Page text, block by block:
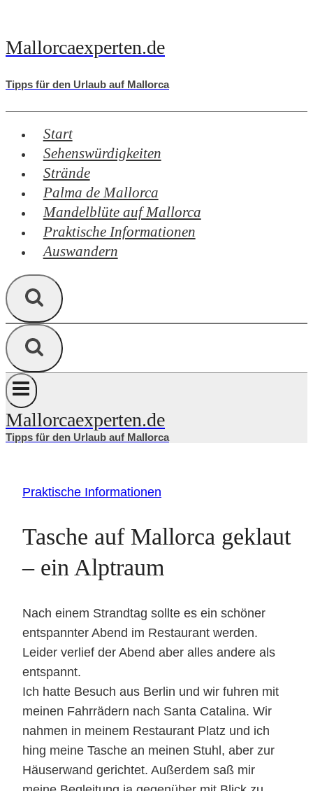
springen
Mallorcaexperten.de
Tipps für den Urlaub auf Mallorca
Start
Sehenswürdigkeiten
Strände
Palma de Mallorca
Mandelblüte auf Mallorca
Praktische Informationen
Auswandern
Mallorcaexperten.de
Tipps für den Urlaub auf Mallorca
Praktische Informationen
Tasche auf Mallorca geklaut
– ein Alptraum
Nach einem Strandtag sollte es ein schöner
entspannter Abend im Restaurant werden.
Leider verlief der Abend aber alles andere als
entspannt.
Ich hatte Besuch aus Berlin und wir fuhren mit
meinen Fahrrädern nach Santa Catalina. Wir
nahmen in meinem Restaurant Platz und ich
hing meine Tasche an meinen Stuhl, aber zur
Häuserwand gerichtet. Außerdem saß mir